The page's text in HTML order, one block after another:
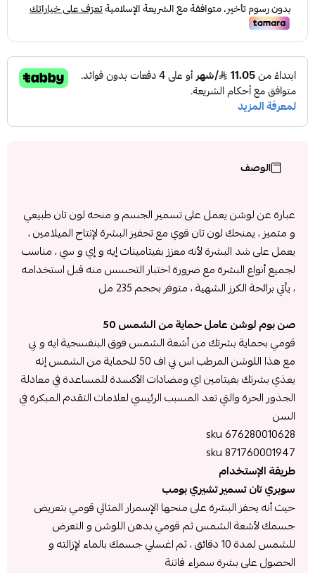
الوصف
عبارة عن لوشن يعمل على تسمير الجسم و منحه لون تان طبيعي
و متميز ، يمنحك لون تان قوي مع تحفيز البشرة لإنتاج الميلامين ،
يعمل على شد البشرة لأنه معزز بفيتامينات إيه و إي و سي ، مناسب
لجميع أنواع البشرة مع ضرورة اختبار التحسس منه قبل استخدامه
، يأتي برائحة الكرز الشهية ، متوفر بحجم 235 مل
صن بوم لوشن عامل حماية من الشمس 50
قومي بحماية بشرتك من أشعة الشمس فوق البنفسجية ايه و بي
مع هذا اللوشن المرطب اس بي اف 50 للحماية من الشمس إنه
يغذي بشرتك بفيتامين اي ومضادات الأكسدة للمساعدة في معادلة
الجذور الحرة والتي تعد المسبب الرئيسي لعلامات التقدم المبكرة في
السن
sku 676280010628
sku 871760001947
طريقة الإستخدام
سوبري تان تسمير تشيري بومب
حيث أنه يحفز البشرة على منحها الإسمرار المثالي قومي بتعريض
جسمك لأشعة الشمس ثم قومي بدهن اللوشن و التعرض
للشمس لمدة 10 دقائق ، ثم اغسلي جسمك بالماء لإزالته و
الحصول على بشرة سمراء فاتنة